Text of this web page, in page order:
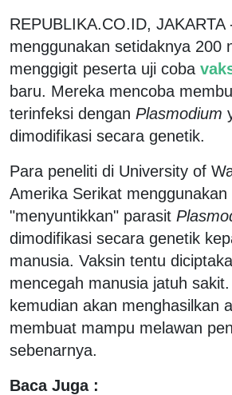
REPUBLIKA.CO.ID, JAKARTA
menggunakan setidaknya 200
menggigit peserta uji coba
baru. Mereka mencoba
terinfeksi dengan Plasmodium
dimodifikasi secara genetik.
Para peneliti di University of
Amerika Serikat
"menyuntikkan" parasit
dimodifikasi secara genetik
manusia. Vaksin tentu
mencegah manusia jatuh
kemudian akan menghasilkan
membuat mampu melawan
sebenarnya.
Baca Juga :